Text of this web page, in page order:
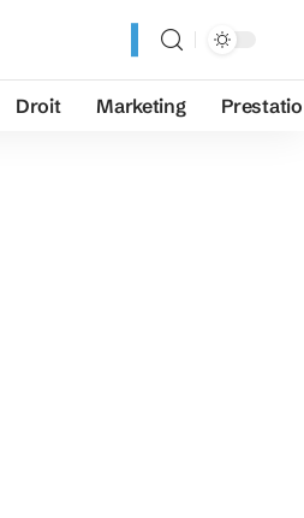
Droit Marketing